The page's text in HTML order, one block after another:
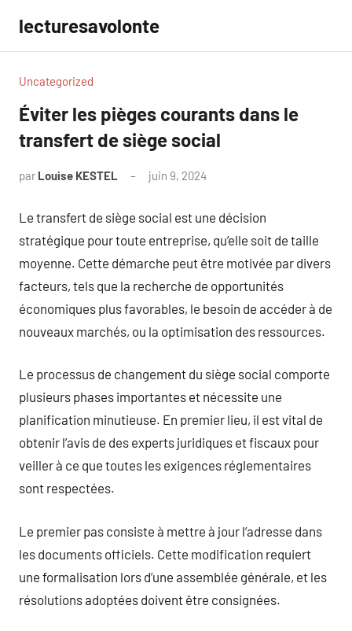
contenu
lecturesavolonte
Uncategorized
Éviter les pièges courants dans le
transfert de siège social
par Louise KESTEL juin 9, 2024
Le transfert de siège social est une décision
stratégique pour toute entreprise, qu’elle soit de taille
moyenne. Cette démarche peut être motivée par divers
facteurs, tels que la recherche de opportunités
économiques plus favorables, le besoin de accéder à de
nouveaux marchés, ou la optimisation des ressources.
Le processus de changement du siège social comporte
plusieurs phases importantes et nécessite une
planification minutieuse. En premier lieu, il est vital de
obtenir l’avis de des experts juridiques et fiscaux pour
veiller à ce que toutes les exigences réglementaires
sont respectées.
Le premier pas consiste à mettre à jour l’adresse dans
les documents officiels. Cette modification requiert
une formalisation lors d’une assemblée générale, et les
résolutions adoptées doivent être consignées.